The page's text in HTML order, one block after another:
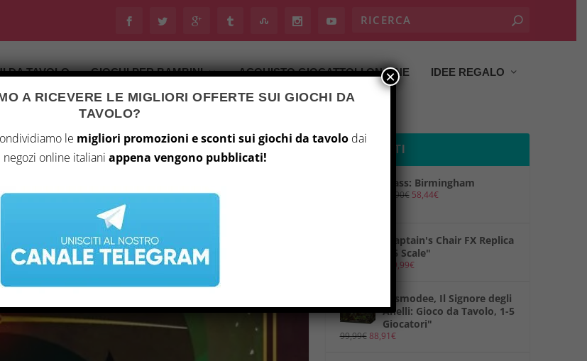
DA TAVOLO GIOCHI PER BAMBINI ACQUISTO GIOCATTOLI ON LINE IDEE REGALO
PRODOTTI
Brass: Birmingham
69,90€ 58,44€
"Captain's Chair FX Replica
1/6 Scale"
149,99€
"Asmodee, Il Signore degli
Anelli: Gioco da Tavolo, 1-5
Giocatori"
99,99€ 88,91€
A RICEVERE LE MIGLIORI OFFERTE SUI GIOCHI DA
TAVOLO?
le migliori promozioni e sconti sui giochi da tavolo dai
online italiani appena vengono pubblicati!
×